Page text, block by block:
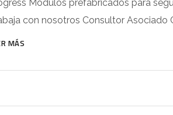
Módulos prefabricados para
con nosotros Consultor Asociado
MÁS